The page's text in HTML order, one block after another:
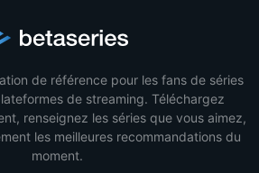
de référence pour les fans de séries
de streaming. Téléchargez
renseignez les séries que vous aimez,
les meilleures recommandations du
moment.